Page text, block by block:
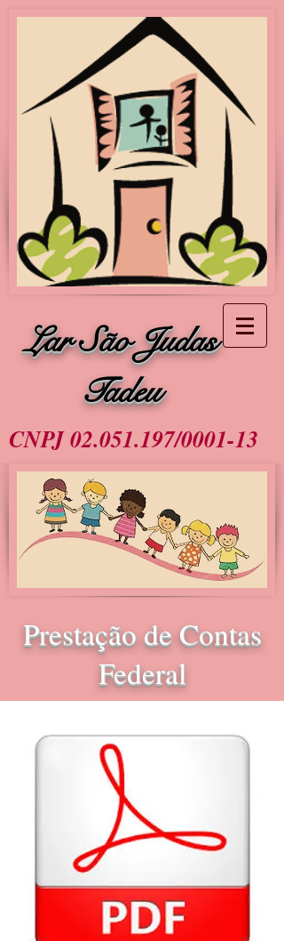
Lar São Judas
Tadeu
CNPJ02.051.197/0001-13
Prestação de Contas
Federal